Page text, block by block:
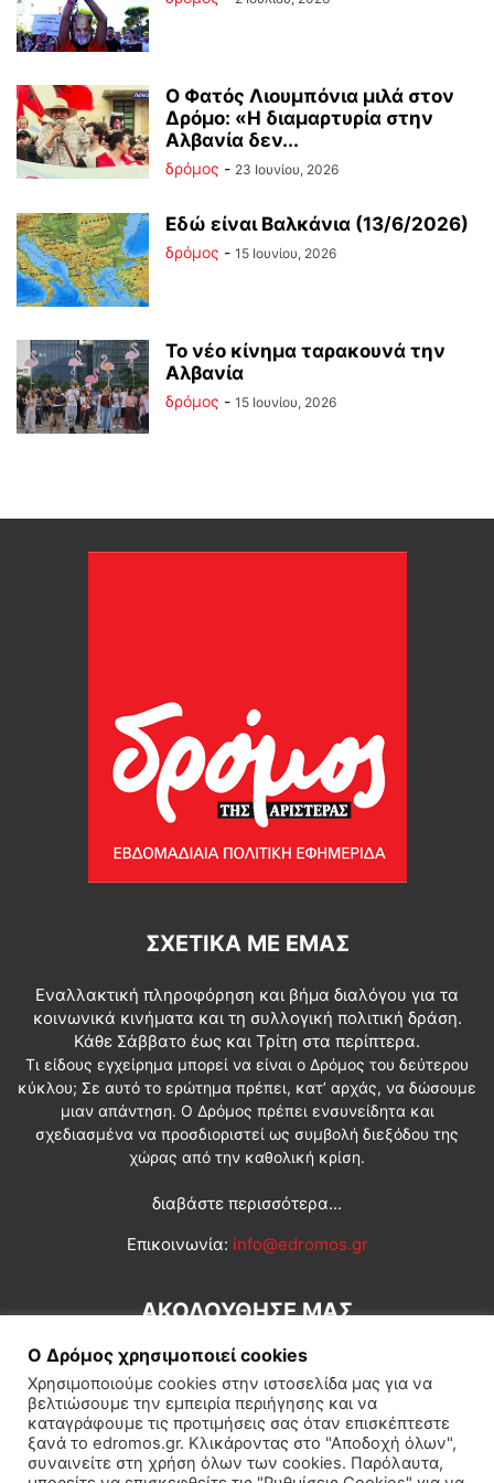
Ο Φατός Λιουμπόνια μιλά στον
Δρόμο: «Η διαμαρτυρία στην
Αλβανία δεν...
δρόμος - 23 Ιουνίου, 2026
Εδώ είναι Βαλκάνια (13/6/2026)
δρόμος - 15 Ιουνίου, 2026
Το νέο κίνημα ταρακουνά την
Αλβανία
δρόμος - 15 Ιουνίου, 2026
ΣΧΕΤΙΚΆ ΜΕ ΕΜΆΣ
Εναλλακτική πληροφόρηση και βήμα διαλόγου για τα
κοινωνικά κινήματα και τη συλλογική πολιτική δράση.
Κάθε Σάββατο έως και Τρίτη στα περίπτερα.
Τι είδους εγχείρημα μπορεί να είναι ο Δρόμος του δεύτερου
κύκλου; Σε αυτό το ερώτημα πρέπει, κατ’ αρχάς, να δώσουμε
μιαν απάντηση. Ο Δρόμος πρέπει ενσυνείδητα και
σχεδιασμένα να προσδιοριστεί ως συμβολή διεξόδου της
χώρας από την καθολική κρίση.
διαβάστε περισσότερα...
Επικοινωνία: info@edromos.gr
ΑΚΟΛΟΥΘΗΣΕ ΜΑΣ
Εγγραφή συνδρομητή Πολιτική Διεθνή Κοινωνία
Ο Δρόμος χρησιμοποιεί cookies
Χρησιμοποιούμε cookies στην ιστοσελίδα μας για να
βελτιώσουμε την εμπειρία περιήγησης και να
καταγράφουμε τις προτιμήσεις σας όταν επισκέπτεστε
ξανά το edromos.gr. Κλικάροντας στο "Αποδοχή όλων",
συναινείτε στη χρήση όλων των cookies. Παρόλαυτα,